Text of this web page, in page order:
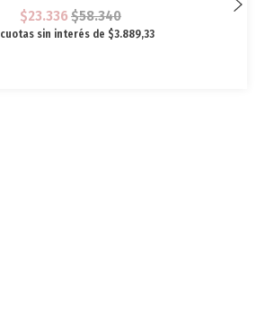
$23.336 $58.340
cuotas sin interés de $3.889,33